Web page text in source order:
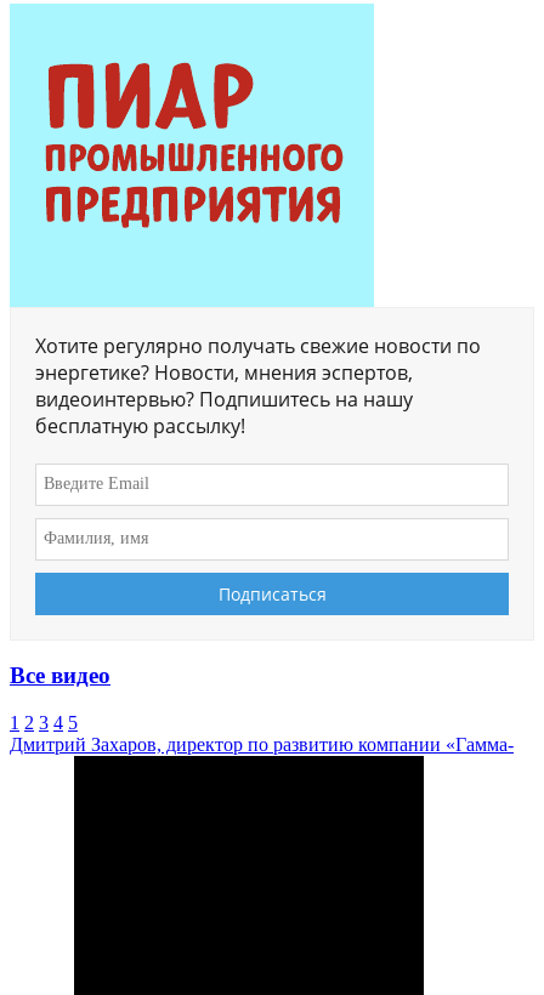
Хотите регулярно получать свежие новости по
энергетике? Новости, мнения эспертов,
видеоинтервью? Подпишитесь на нашу
бесплатную рассылку!
Все видео
1 2 3 4 5
Дмитрий Захаров, директор по развитию компании «Гамма-